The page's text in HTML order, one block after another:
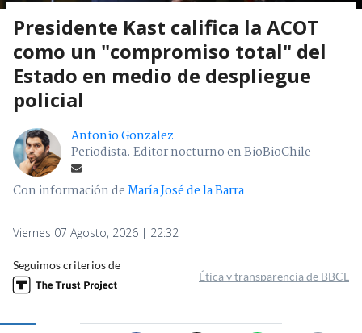
Presidente Kast califica la ACOT
como un "compromiso total" del
Estado en medio de despliegue
policial
Antonio Gonzalez
Periodista. Editor nocturno en BioBioChile
Con información deMaría José de la Barra
Viernes 07 Agosto, 2026 | 22:32
Seguimos criterios de
Ética y transparencia de BBCL